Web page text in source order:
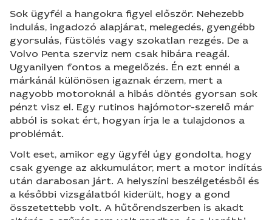
Sok ügyfél a hangokra figyel először. Nehezebb
indulás, ingadozó alapjárat, melegedés, gyengébb
gyorsulás, füstölés vagy szokatlan rezgés. De a
Volvo Penta szerviz nem csak hibára reagál.
Ugyanilyen fontos a megelőzés. Én ezt ennél a
márkánál különösen igaznak érzem, mert a
nagyobb motoroknál a hibás döntés gyorsan sok
pénzt visz el. Egy rutinos hajómotor-szerelő már
abból is sokat ért, hogyan írja le a tulajdonos a
problémát.
Volt eset, amikor egy ügyfél úgy gondolta, hogy
csak gyenge az akkumulátor, mert a motor indítás
után darabosan járt. A helyszíni beszélgetésből és
a későbbi vizsgálatból kiderült, hogy a gond
összetettebb volt. A hűtőrendszerben is akadt